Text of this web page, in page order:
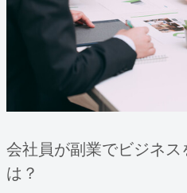
会社員が副業でビジネス
は？